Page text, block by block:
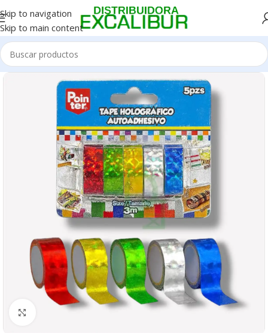
Skip to navigation
Skip to main content
Clic para ampliar